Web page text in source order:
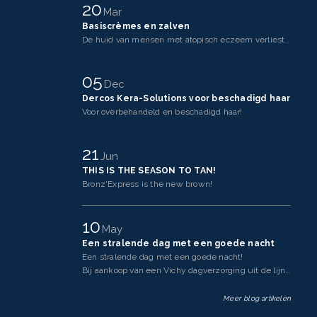
20Mar
Basiscrèmes en zalven
De huid van mensen met atopisch eczeem verliest makkelijker vocht dan een gezonde huid. Dit komt doo
05Dec
Dercos Kera-Solutions voor beschadigd haar
Voor overbehandeld en beschadigd haar!
21Jun
THIS IS THE SEASON TO TAN!
Bronz'Express is the new brown!
10May
Een stralende dag met een goede nacht
Een stralende dag met een goede nacht!
Bij aankoop van een Vichy dagverzorging uit de lijnen Neovadi
Meer blog artikelen